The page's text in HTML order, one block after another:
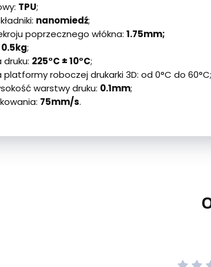
TPU;
nanomiedź;
poprzecznego włókna: 1.75mm;
0.5kg;
225°C ± 10°C;
roboczej drukarki 3D: od 0°C do 60°C;
warstwy druku: 0.1mm;
75mm/s.